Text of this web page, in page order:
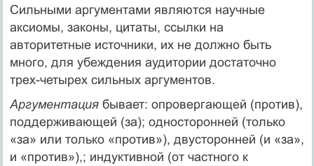
Сильными аргументами являются научные
аксиомы, законы, цитаты, ссылки на
авторитетные источники, их не должно быть
много, для убеждения аудитории достаточно
трех-четырех сильных аргументов.
Аргументация бывает: опровергающей (против),
поддерживающей (за); односторонней (только
«за» или только «против»), двусторонней (и «за»,
и «против»),; индуктивной (от частного к